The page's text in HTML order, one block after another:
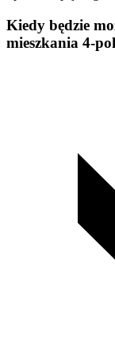
Kiedy będzie
mieszkania 4-